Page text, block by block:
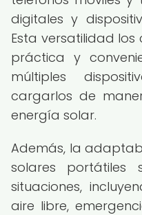
digitales y
Esta versatilidad los
práctica y
múltiples
cargarlos de
energía solar.
Además, la
solares portátiles
situaciones,
aire libre,